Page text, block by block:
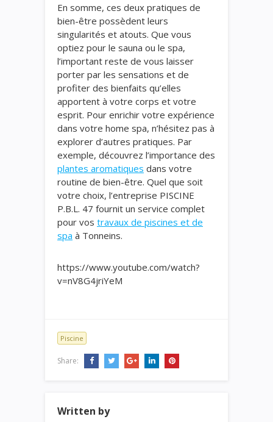
En somme, ces deux pratiques de
bien-être possèdent leurs
singularités et atouts. Que vous
optiez pour le sauna ou le spa,
l’important reste de vous laisser
porter par les sensations et de
profiter des bienfaits qu’elles
apportent à votre corps et votre
esprit. Pour enrichir votre expérience
dans votre home spa, n’hésitez pas à
explorer d’autres pratiques. Par
exemple, découvrez l’importance des
plantes aromatiques dans votre
routine de bien-être. Quel que soit
votre choix, l’entreprise PISCINE
P.B.L. 47 fournit un service complet
pour vos travaux de piscines et de
spa à Tonneins.
https://www.youtube.com/watch?
v=nV8G4jriYeM
Piscine
Share:
Written by